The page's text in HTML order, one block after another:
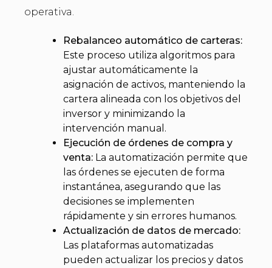
operativa.
Rebalanceo automático de carteras:
Este proceso utiliza algoritmos para
ajustar automáticamente la
asignación de activos, manteniendo la
cartera alineada con los objetivos del
inversor y minimizando la
intervención manual.
Ejecución de órdenes de compra y
venta: La automatización permite que
las órdenes se ejecuten de forma
instantánea, asegurando que las
decisiones se implementen
rápidamente y sin errores humanos.
Actualización de datos de mercado:
Las plataformas automatizadas
pueden actualizar los precios y datos